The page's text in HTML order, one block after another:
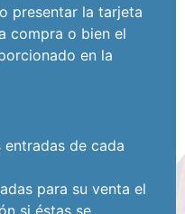
presentar la tarjeta
compra o bien el
en la
entradas de cada
para su venta el